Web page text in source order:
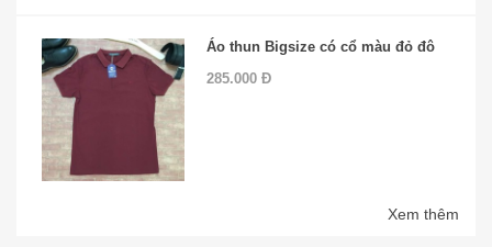
Áo thun Bigsize có cổ màu đỏ đô
285.000 Đ
Xem thêm